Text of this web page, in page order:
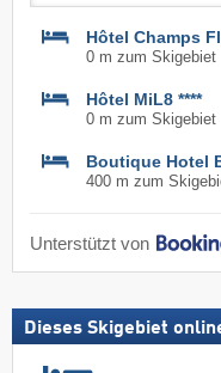
Hôtel Champs
0 m zum Skigebiet
Hôtel MiL8 ****
0 m zum Skigebiet
Boutique Hotel
400 m zum
Unterstützt von
Dieses Skigebiet